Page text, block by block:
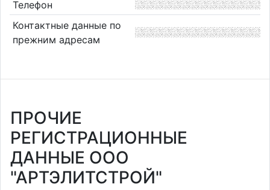
Телефон
Контактные данные по
прежним адресам
ПРОЧИЕ
РЕГИСТРАЦИОННЫЕ
ДАННЫЕ ООО
"АРТЭЛИТСТРОЙ"